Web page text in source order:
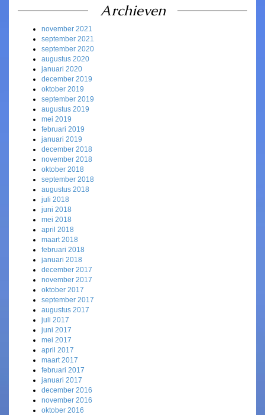
Archieven
november 2021
september 2021
september 2020
augustus 2020
januari 2020
december 2019
oktober 2019
september 2019
augustus 2019
mei 2019
februari 2019
januari 2019
december 2018
november 2018
oktober 2018
september 2018
augustus 2018
juli 2018
juni 2018
mei 2018
april 2018
maart 2018
februari 2018
januari 2018
december 2017
november 2017
oktober 2017
september 2017
augustus 2017
juli 2017
juni 2017
mei 2017
april 2017
maart 2017
februari 2017
januari 2017
december 2016
november 2016
oktober 2016